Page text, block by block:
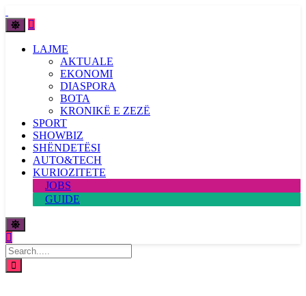
LAJME
AKTUALE
EKONOMI
DIASPORA
BOTA
KRONIKË E ZEZË
SPORT
SHOWBIZ
SHËNDETËSI
AUTO&TECH
KURIOZITETE
JOBS
GUIDE